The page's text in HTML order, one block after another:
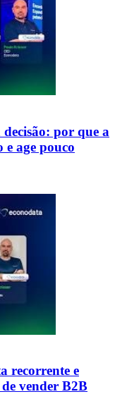
por que a
e age pouco
recorrente e
vender B2B